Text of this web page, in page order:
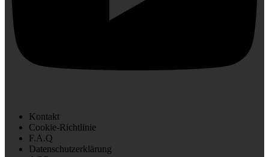
Kontakt
Cookie-Richtlinie
F.A.Q
Datenschutzerklärung